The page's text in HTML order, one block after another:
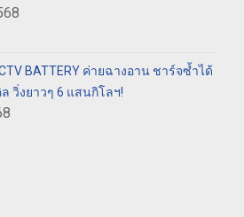
BATTERY ค่ายฉางอาน ชาร์จซ้ำได้
ล วิ่งยาวๆ 6 แสนกิโลฯ!